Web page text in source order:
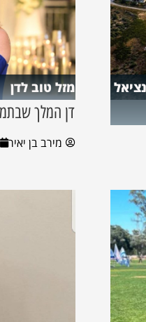
מזל טוב לדן
דן המלך
מירב בן יאיר